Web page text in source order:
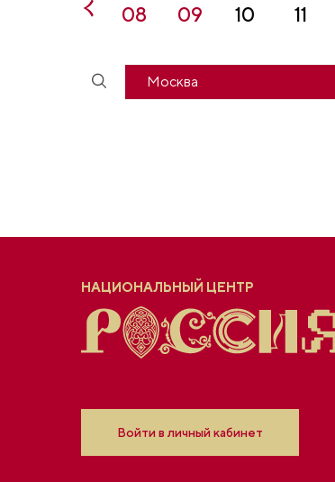
07 08 09 10 11
Москва
НАЦИОНАЛЬНЫЙ ЦЕНТР
Войти в личный кабинет